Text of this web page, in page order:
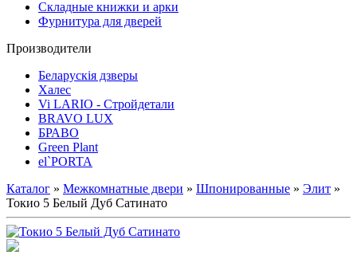
Складные книжки и арки
Фурнитура для дверей
Производители
Беларускія дзверы
Халес
Vi LARIO - Стройдетали
BRAVO LUX
БРАВО
Green Plant
el`PORTA
Каталог » Межкомнатные двери » Шпонированные » Элит »
Токио 5 Белый Дуб Сатинато